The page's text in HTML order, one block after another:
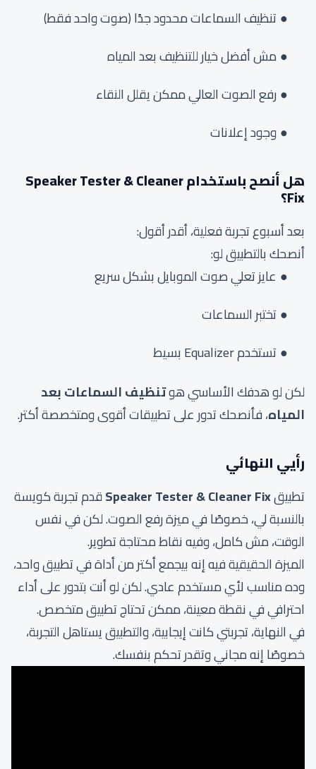
تنظيف السماعات محدود جدًا (صوت واحد فقط)
مش أفضل خيار للتنظيف بعد المياه
رفع الصوت العالي ممكن يقلل النقاء
وجود إعلانات
هل أنصح باستخدامSpeaker Tester & Cleaner
Fix؟
بعد أسبوع تجربة فعلية، أقدر أقول:
أنصحك بالتطبيق لو:
عايز تعلي صوت الموبايل بشكل سريع
تختبر السماعات
تستخدم Equalizer بسيط
لكن لو هدفك الأساسي هوتنظيف السماعات بعد
المياه، فأنصحك تدور على تطبيقات أقوى ومتخصصة أكتر.
رأيي النهائي
تطبيقSpeaker Tester & Cleaner Fixقدم تجربة كويسة
بالنسبة لي، خصوصًا في ميزة رفع الصوت. لكن في نفس
الوقت، مش كامل، وفيه نقاط محتاجة تطوير.
الميزة الحقيقية فيه إنه بيجمع أكتر من أداة في تطبيق واحد،
وده مناسب لأي مستخدم عادي. لكن لو أنت بتدور على أداء
احترافي في نقطة معينة، ممكن تحتاج تطبيق متخصص.
في النهاية، تجربتي كانت إيجابية، والتطبيق يستاهل التجربة،
خصوصًا إنه مجاني وتقدر تحكم بنفسك.